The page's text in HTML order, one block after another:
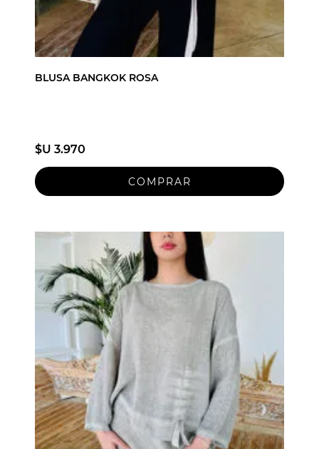
BLUSA BANGKOK ROSA
$U 3.970